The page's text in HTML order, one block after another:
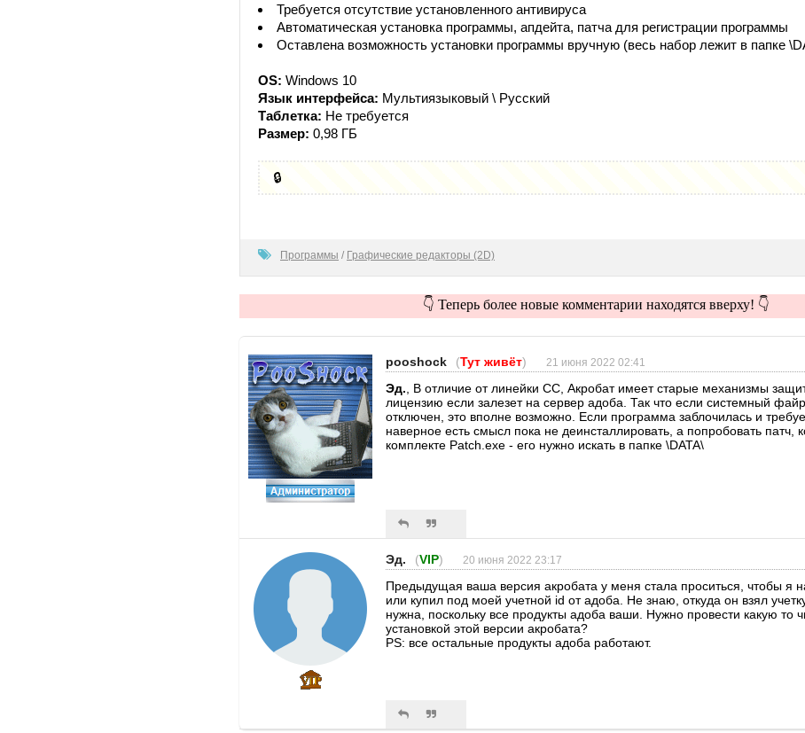
Требуется отсутствие установленного антивируса
Автоматическая установка программы, апдейта, патча для регистрации программы
Оставлена возможность установки программы вручную (весь набор лежит в папке
OS: Windows 10
Язык интерфейса: Мультиязыковый \ Русский
Таблетка: Не требуется
Размер: 0,98 ГБ
🔒
Программы / Графические редакторы (2D)
👇 Теперь более новые комментарии находятся вверху! 👇
pooshock (Тут живёт) 21 июня 2022 02:41
Эд., В отличие от линейки СС, Акробат имеет старые механизмы
лицензию если залезет на сервер адоба. Так что если системный
отключен, это вполне возможно. Если программа заблочилась и
наверное есть смысл пока не деинсталлировать, а попробовать патч,
комплекте Patch.exe - его нужно искать в папке \DATA\
Эд. (VIP) 20 июня 2022 23:17
Предыдущая ваша версия акробата у меня стала проситься, чтобы я
или купил под моей учетной id от адоба. Не знаю, откуда он взял
нужна, поскольку все продукты адоба ваши. Нужно провести какую то
установкой этой версии акробата?
PS: все остальные продукты адоба работают.